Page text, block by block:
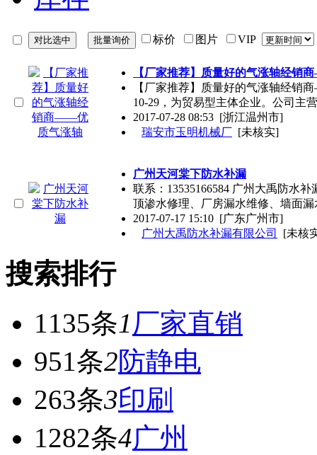
标价 图片 VIP
【厂家推荐】质量好的气涨轴经销
【厂家推荐】质量好的气涨轴经销
10-29，为贸易型主体企业。公司主
2017-07-28 08:53 [浙江温州市]
瑞安市玉明机械厂 [未核实]
广州天河棠下防水补漏
联系：13535166584 广州大禹防水
顶渗水修理、厂房漏水维修、墙面漏
2017-07-17 15:10 [广东广州市]
广州大禹防水补漏有限公司
[未核
搜索排行
1135条1 厂家直销
951条2防静电
263条3印刷
1282条4广州